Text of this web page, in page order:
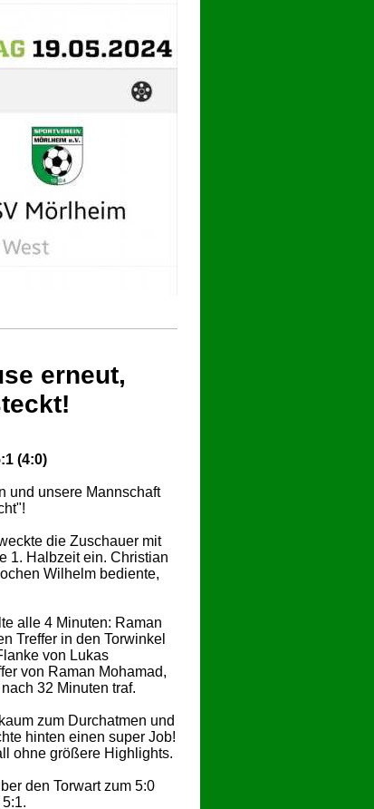
erneut,
(4:0)
und unsere Mannschaft
die Zuschauer mit
1. Halbzeit ein. Christian
Wilhelm bediente,
alle 4 Minuten: Raman
Treffer in den Torwinkel
von Lukas
von Raman Mohamad,
32 Minuten traf.
zum Durchatmen und
hinten einen super Job!
ohne größere Highlights.
den Torwart zum 5:0